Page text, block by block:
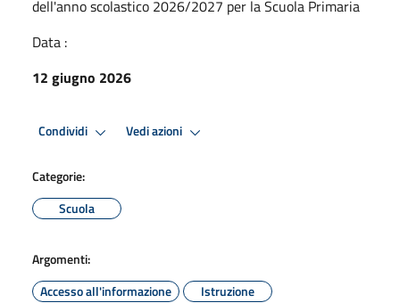
dell'anno scolastico 2026/2027 per la Scuola Primaria
Data :
12 giugno 2026
Condividi Vedi azioni
Categorie:
Scuola
Argomenti:
Accesso all'informazione
Istruzione